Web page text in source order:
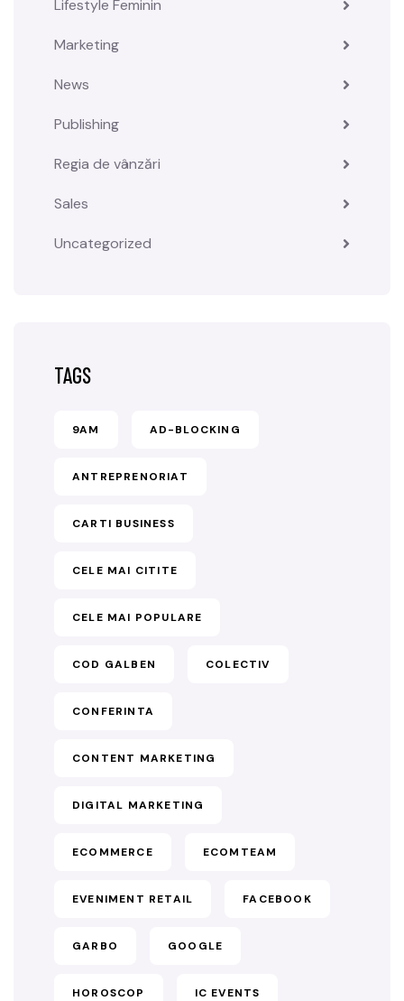
Lifestyle Feminin
Marketing
News
Publishing
Regia de vânzări
Sales
Uncategorized
TAGS
9AM AD-BLOCKING
ANTREPRENORIAT
CARTI BUSINESS
CELE MAI CITITE
CELE MAI POPULARE
COD GALBEN COLECTIV
CONFERINTA
CONTENT MARKETING
DIGITAL MARKETING
ECOMMERCE ECOMTEAM
EVENIMENT RETAIL FACEBOOK
GARBO GOOGLE
HOROSCOP IC EVENTS